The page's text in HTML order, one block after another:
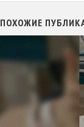
ПОХОЖИЕ